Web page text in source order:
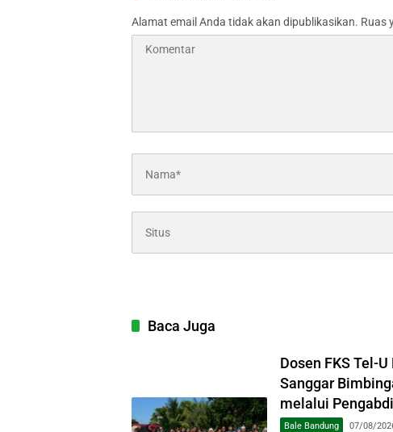
Alamat email Anda tidak akan dipublikasikan. Ruas
Baca Juga
Dosen FKS Tel-
Sanggar
melalui
Bale Bandung 07/08/